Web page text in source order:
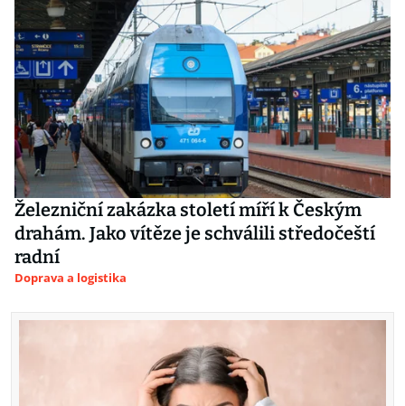
Železniční zakázka století míří k Českým
drahám. Jako vítěze je schválili středočeští
radní
Doprava a logistika